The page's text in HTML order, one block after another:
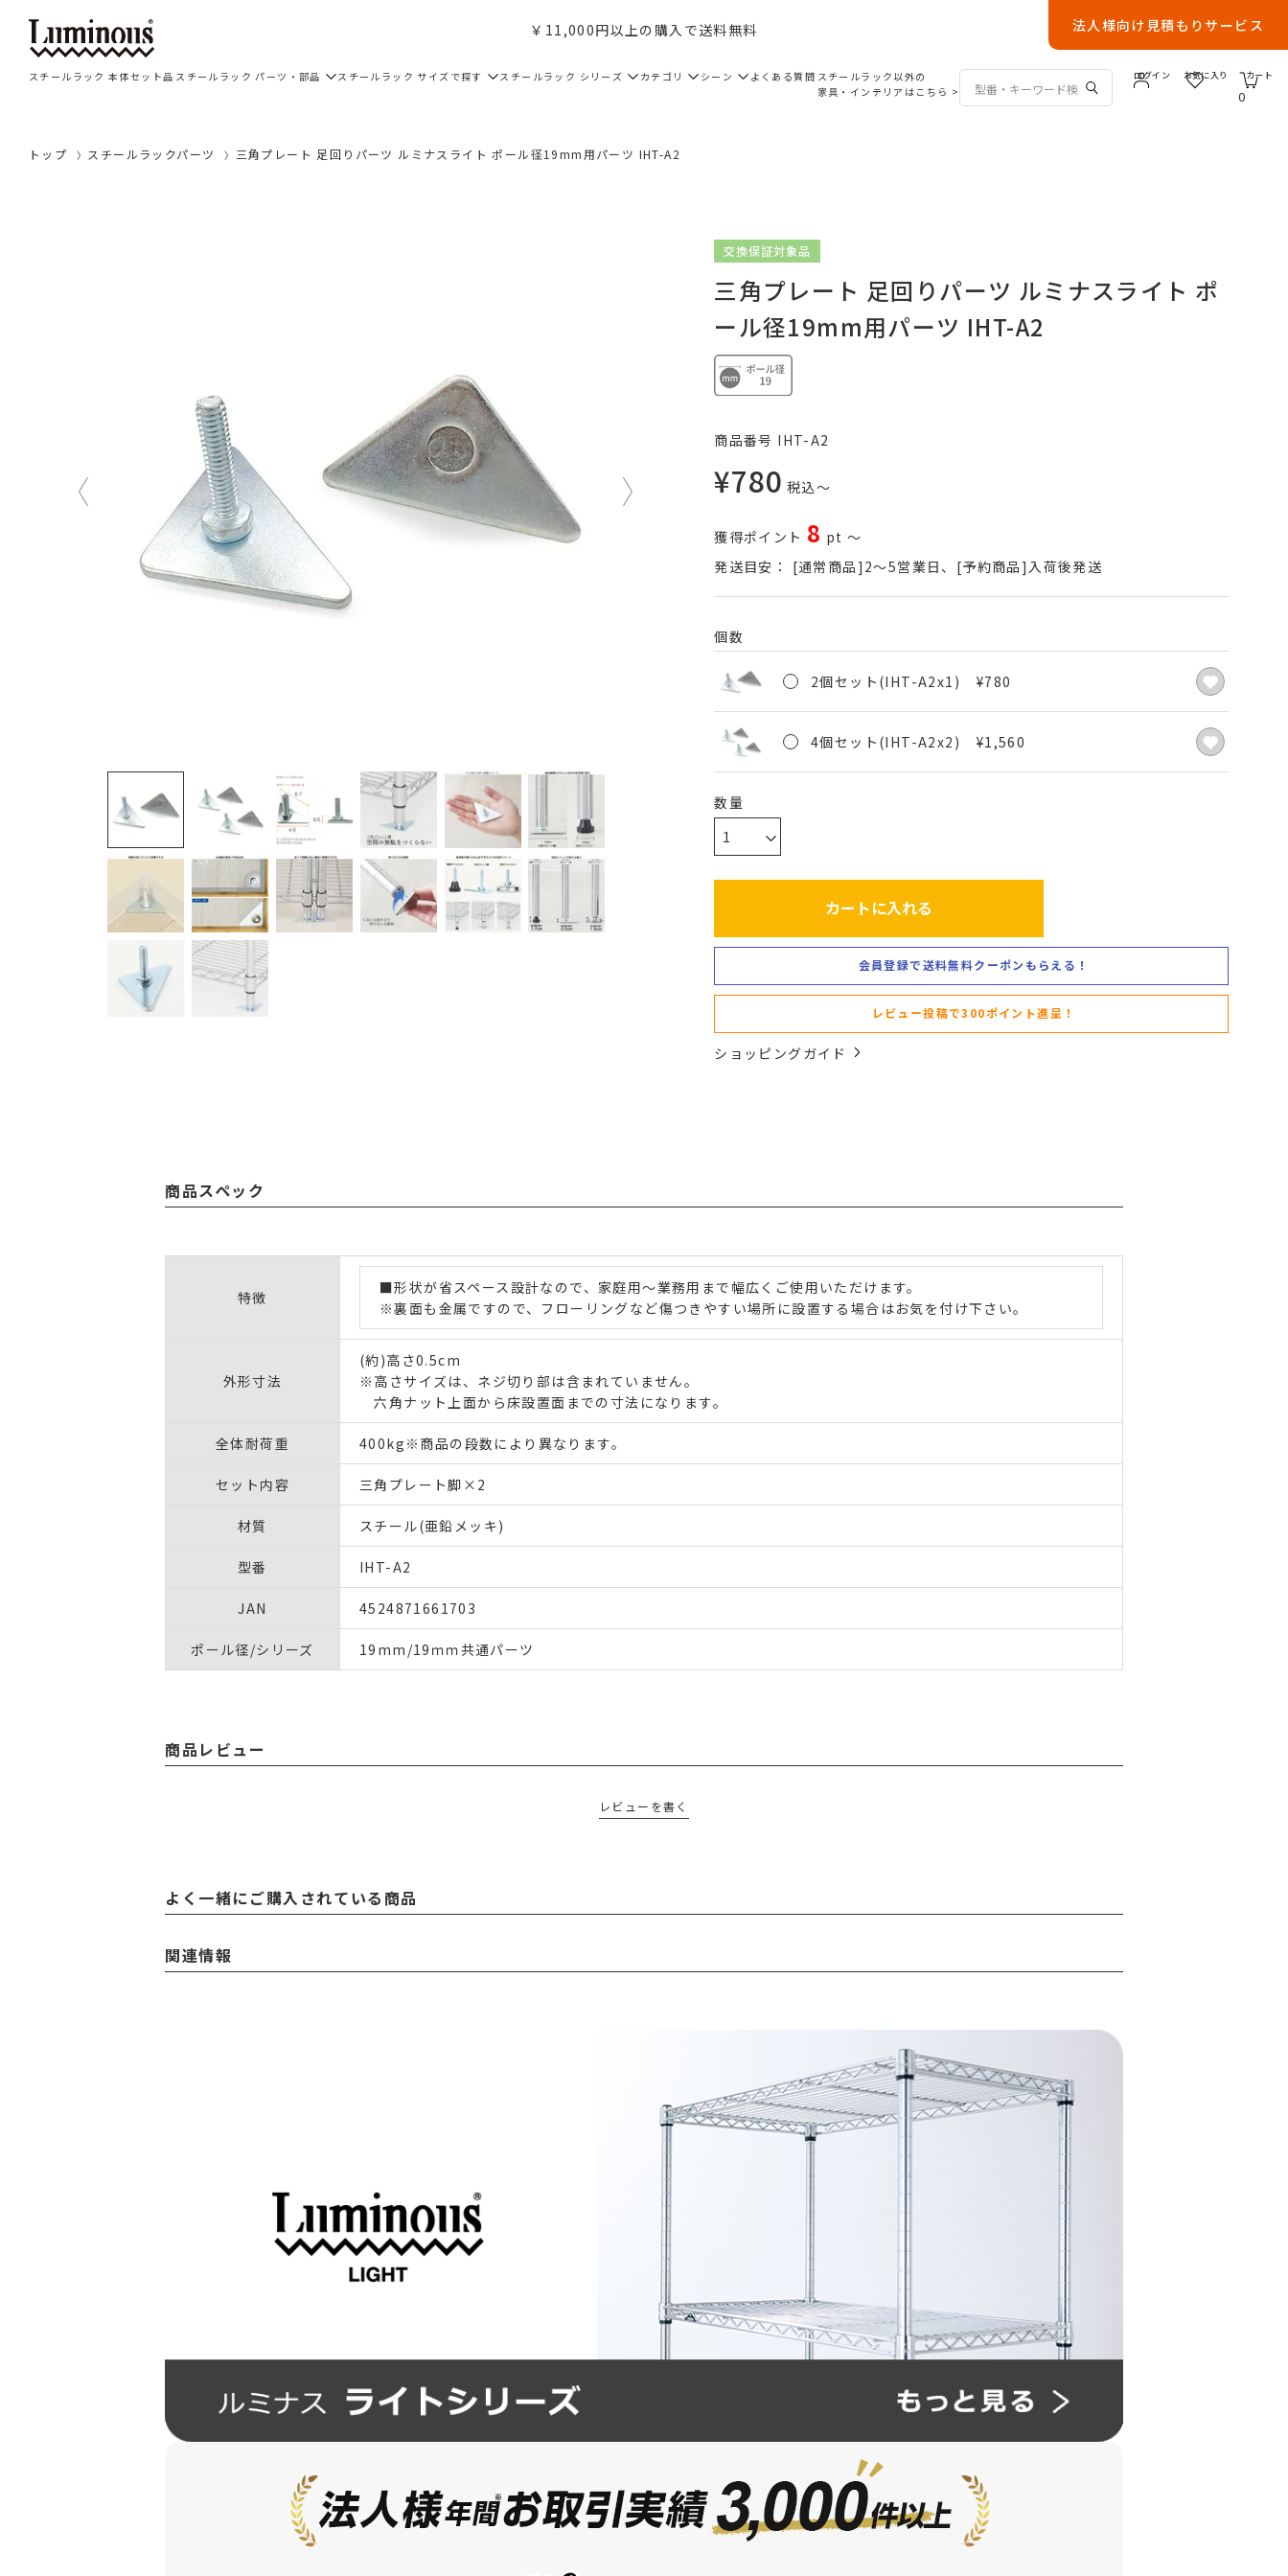
￥11,000円以上の購入で送料無料 法人様向け見積もりサービス
スチールラック 本体セット品 スチールラック パーツ・部品 スチールラック サイズで探す スチールラック シリーズ カテゴリ シーン よくある質問 スチールラック以外の
家具・インテリアはこちら >
ログイン お気に入り
0
カート
トップ スチールラックパーツ 三角プレート 足回りパーツ ルミナスライト ポール径19mm用パーツ IHT-A2
交換保証対象品
三角プレート 足回りパーツ ルミナスライト ポ
ール径19mm用パーツ IHT-A2
商品番号 IHT-A2
¥780 税込〜
獲得ポイント 8 pt 〜
発送目安：
[通常商品]2～5営業日、[予約商品]入荷後発送
個数
2個セット(IHT-A2x1) ¥780
4個セット(IHT-A2x2) ¥1,560
カートに入れる
会員登録で送料無料クーポンもらえる！
レビュー投稿で300ポイント進呈！
ショッピングガイド
商品スペック
特徴
■形状が省スペース設計なので、家庭用～業務用まで幅広くご使用いただけます。
※裏面も金属ですので、フローリングなど傷つきやすい場所に設置する場合はお気を付け下さい。
外形寸法
(約)高さ0.5cm
※高さサイズは、ネジ切り部は含まれていません。
六角ナット上面から床設置面までの寸法になります。
全体耐荷重 400kg※商品の段数により異なります。
セット内容 三角プレート脚×2
材質 スチール(亜鉛メッキ)
型番 IHT-A2
JAN 4524871661703
ポール径/シリーズ 19mm/19ｍｍ共通パーツ
商品レビュー
レビューを書く
よく一緒にご購入されている商品
関連情報